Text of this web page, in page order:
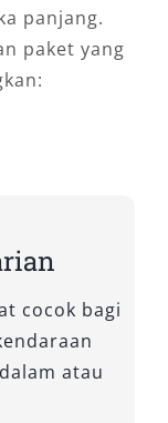
sebagai
kami
dan
Kami
bisnis,
di Solo dan
mobil
panjang.
paket yang
cocok bagi
atau